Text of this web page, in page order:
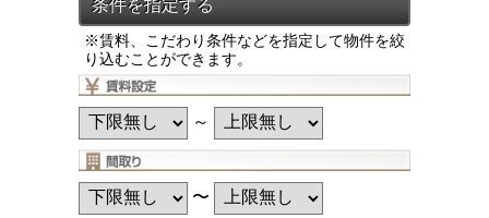
※賃料、こだわり条件などを指定して物件を絞
り込むことができます。
～
〜